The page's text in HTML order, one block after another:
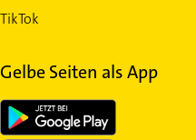
TikTok
Gelbe Seiten als App